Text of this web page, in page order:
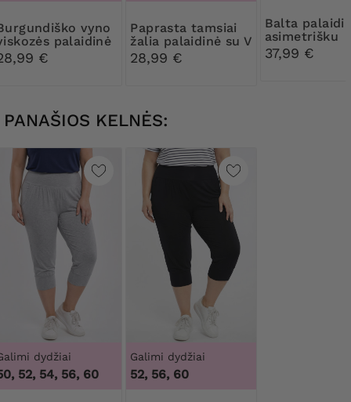
vyno
palaidinė
€
Paprasta tamsiai
žalia palaidinė su V
formos iškirpte
28,99 €
Balta palaidinė su
asimetrišku
apvadu
37,99 €
PANAŠIOS KELNĖS:
dydžiai
52, 54, 56, 60
Galimi dydžiai
52, 56, 60